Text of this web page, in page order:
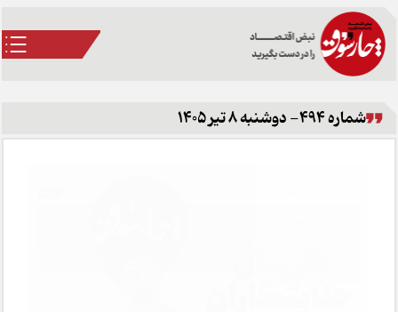
شماره 494- دوشنبه 8 تیر 1405